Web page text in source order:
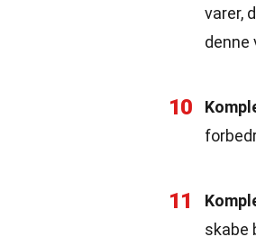
varer,
denne
10
11
skabe